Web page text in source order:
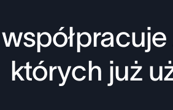
których już